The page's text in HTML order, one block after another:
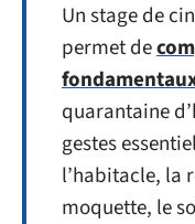
Un stage de
permet de
quarantaine
gestes
l’habitacle, la
moquette, le